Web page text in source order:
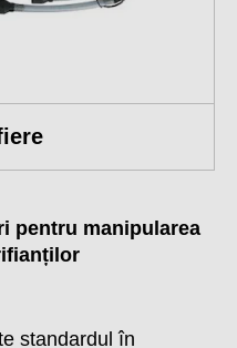
pentru manipularea
standardul în